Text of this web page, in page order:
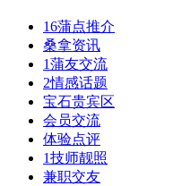
16蒲点推介
桑拿资讯
1蒲友交流
2情感话题
宝石贵宾区
会员交流
体验点评
1技师靓照
兼职交友